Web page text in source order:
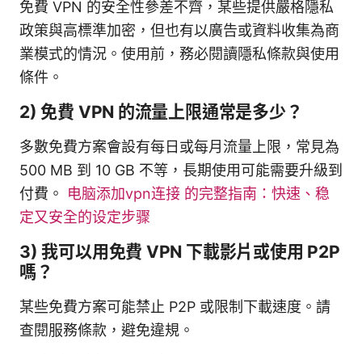
免費 VPN 的安全性參差不齊，某些提供嚴格隱私
政策與高標準加密，但也有以廣告或資料收集為商
業模式的情況。使用前，務必閱讀隱私條款與使用
條件。
2) 免費 VPN 的流量上限通常是多少？
多數免費方案會設有每日或每月流量上限，常見為
500 MB 到 10 GB 不等，長期使用可能需要升級到
付費。 电脑添加vpn连接 的完整指南：快速、稳
定又安全的设定步骤
3) 我可以用免費 VPN 下載影片或使用 P2P
嗎？
某些免費方案可能禁止 P2P 或限制下載速度。請
查閱服務條款，避免違規。